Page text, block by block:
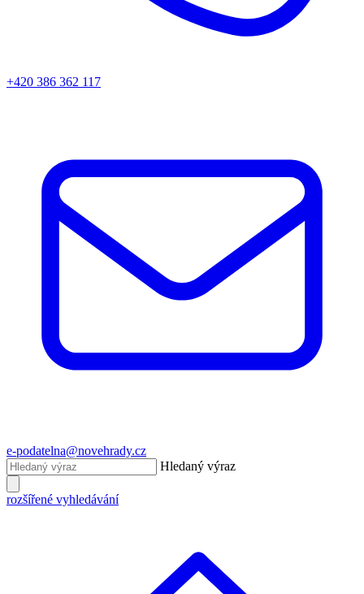
+420 386 362 117
e-podatelna@novehrady.cz
Hledaný výraz
rozšířené vyhledávání